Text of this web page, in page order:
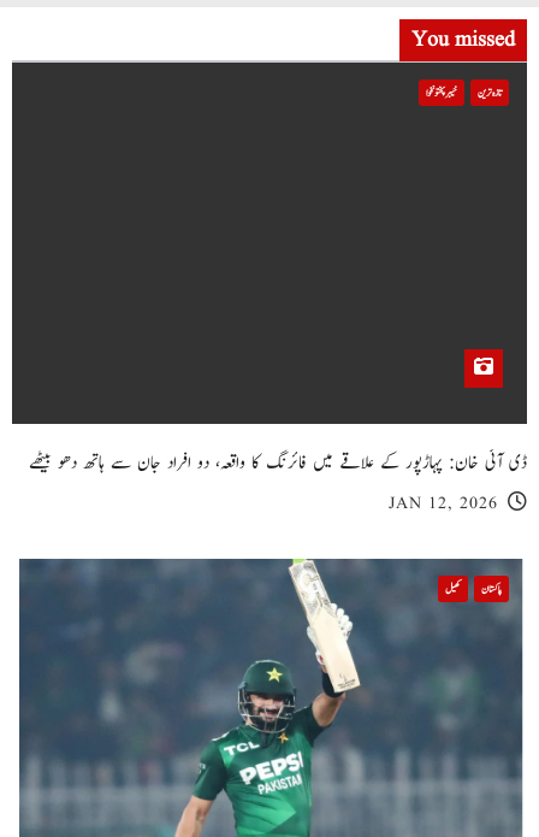
You missed
تازہ ترین خیبر پختونخوا
ڈی آئی خان: پہاڑپور کے علاقے میں فائرنگ کا واقعہ، دو افراد جان سے ہاتھ دھو بیٹھے
JAN 12, 2026
پاکستان کھیل